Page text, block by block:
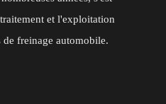
et l'exploitation
de freinage automobile.